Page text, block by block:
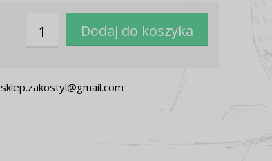
sklep.zakostyl@gmail.com